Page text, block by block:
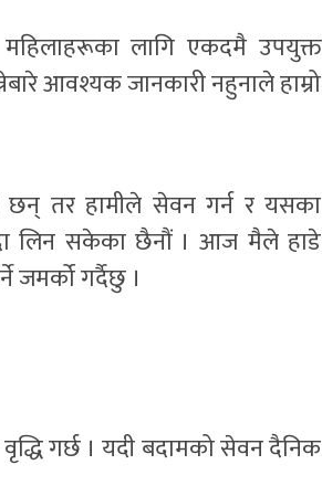
लागि एकदमै उपयुक्त
आवश्यक जानकारी नहुनाले हाम्रो
तर हामीले सेवन गर्न र यसका
लिन सकेका छैनौं । आज मैले हाडे
जमर्को गर्दैछु ।
गर्छ । यदी बदामको सेवन दैनिक